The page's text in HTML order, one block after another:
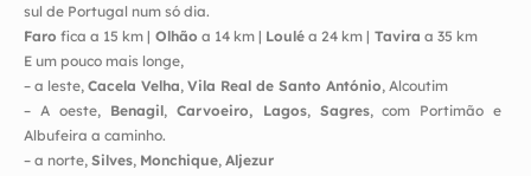
sul de Portugal num só dia.
Faro fica a 15 km | Olhão a 14 km | Loulé a 24 km | Tavira a 35 km
E um pouco mais longe,
– a leste, Cacela Velha, Vila Real de Santo António, Alcoutim
– A oeste, Benagil,Carvoeiro, Lagos, Sagres, com Portimão e
Albufeira a caminho.
– a norte, Silves, Monchique, Aljezur